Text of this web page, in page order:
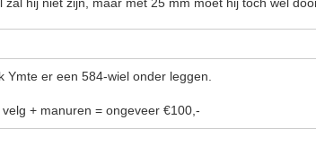
Ymte er een 584-wiel onder leggen.
+ manuren = ongeveer €100,-